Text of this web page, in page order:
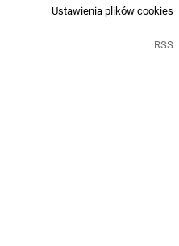
Ustawienia plików cookies
RSS